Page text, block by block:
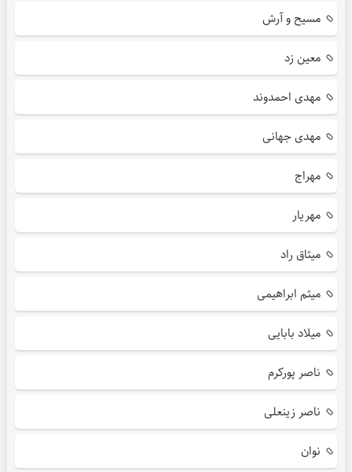
مسیح و آرش
معین زد
مهدی احمدوند
مهدی جهانی
مهراج
مهریار
میثاق راد
میثم ابراهیمی
میلاد بابایی
ناصر پورکرم
ناصر زینعلی
نوان